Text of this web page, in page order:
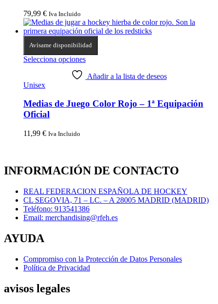
79,99 € Iva Incluido
Avísame disponibilidad
Selecciona opciones
Añadir a la lista de deseos
Unisex
Medias de Juego Color Rojo – 1ª Equipación
Oficial
11,99 € Iva Incluido
INFORMACIÓN DE CONTACTO
REAL FEDERACION ESPAÑOLA DE HOCKEY
CL SEGOVIA, 71 – LC. – A 28005 MADRID (MADRID)
Teléfono: 913541386
Email: merchandising@rfeh.es
AYUDA
Compromiso con la Protección de Datos Personales
Política de Privacidad
avisos legales